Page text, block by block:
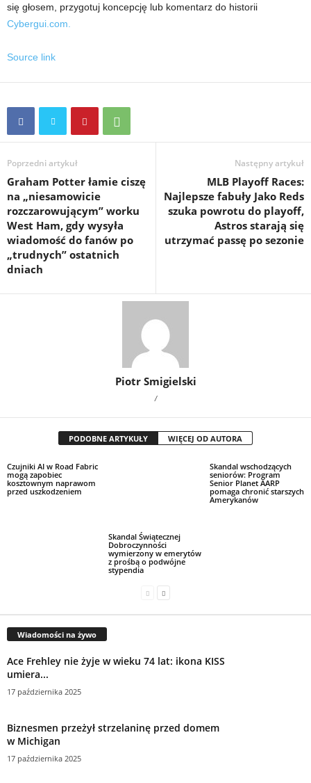
się głosem, przygotuj koncepcję lub komentarz do historii
Cybergui.com.
Source link
Poprzedni artykuł
Graham Potter łamie ciszę
na „niesamowicie
rozczarowującym” worku
West Ham, gdy wysyła
wiadomość do fanów po
„trudnych” ostatnich
dniach
Następny artykuł
MLB Playoff Races:
Najlepsze fabuły Jako Reds
szuka powrotu do playoff,
Astros starają się
utrzymać passę po sezonie
Piotr Smigielski
/
PODOBNE ARTYKUŁY WIĘCEJ OD AUTORA
Czujniki AI w Road Fabric
mogą zapobiec
kosztownym naprawom
przed uszkodzeniem
Skandal wschodzących
seniorów: Program
Senior Planet AARP
pomaga chronić starszych
Amerykanów
Ace Frehley nie żyje w wieku 74 lat: ikona KISS
Biznesmen przeżył strzelaninę przed domem
w Michigan
17 października 2025
Trump twierdzi, że spotka się ponownie z
Putinem po „dużych postępach”...
17 października 2025